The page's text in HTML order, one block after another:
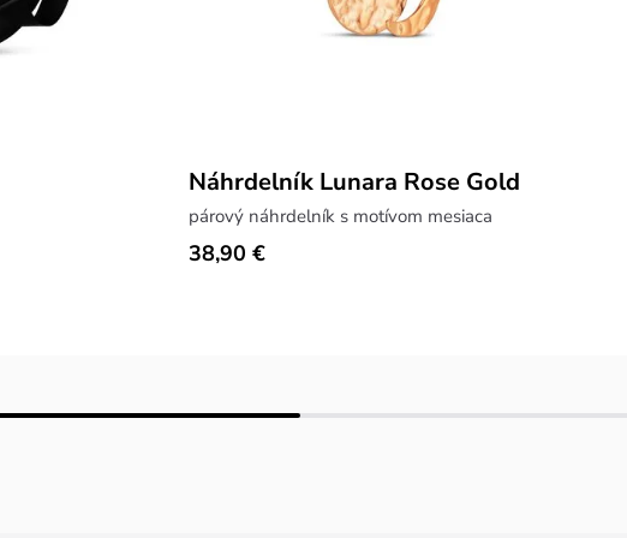
Náhrdelník Lunara Rose Gold
párový náhrdelník s motívom mesiaca
38,90 €